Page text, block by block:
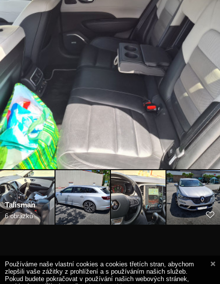
Talisman
6 obrázků
Používáme naše vlastní cookies a cookies třetích stran, abychom
zlepšili vaše zážitky z prohlížení a s používáním našich služeb.
Pokud budete pokračovat v používání našich webových stránek,